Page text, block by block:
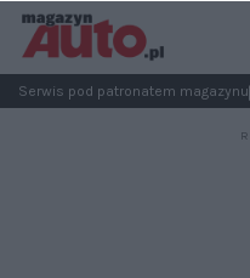
Serwis pod patronatem magazynu